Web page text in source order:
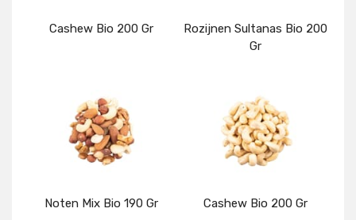
Cashew Bio 200 Gr
Details
Rozijnen Sultanas Bio 200
Gr
Details
Noten Mix Bio 190 Gr Cashew Bio 200 Gr